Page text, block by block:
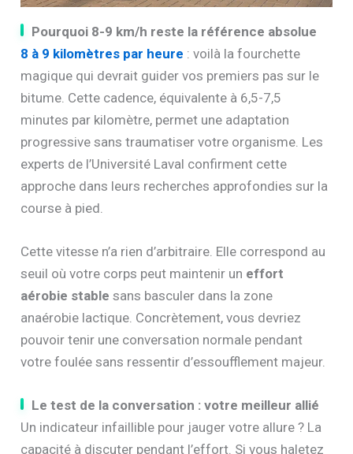
Pourquoi 8-9 km/h reste la référence absolue
8 à 9 kilomètres par heure : voilà la fourchette
magique qui devrait guider vos premiers pas sur le
bitume. Cette cadence, équivalente à 6,5-7,5
minutes par kilomètre, permet une adaptation
progressive sans traumatiser votre organisme. Les
experts de l’Université Laval confirment cette
approche dans leurs recherches approfondies sur la
course à pied.
Cette vitesse n’a rien d’arbitraire. Elle correspond au
seuil où votre corps peut maintenir un effort
aérobie stable sans basculer dans la zone
anaérobie lactique. Concrètement, vous devriez
pouvoir tenir une conversation normale pendant
votre foulée sans ressentir d’essoufflement majeur.
Le test de la conversation : votre meilleur allié
Un indicateur infaillible pour jauger votre allure ? La
capacité à discuter pendant l’effort. Si vous haletez